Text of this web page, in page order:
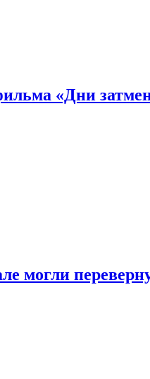
«Дни
могли